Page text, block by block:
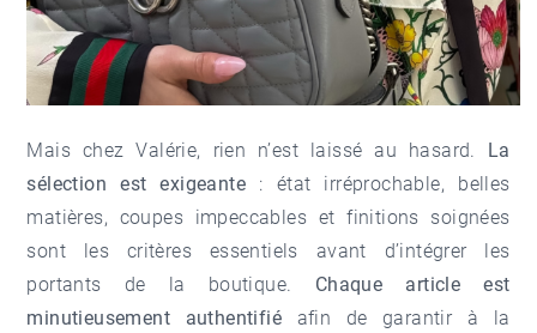
Mais chez Valérie, rien n’est laissé au hasard.
La
sélection est exigeante : état irréprochable, belles
matières, coupes impeccables et finitions soignées
sont les critères essentiels avant d’intégrer les
portants de la boutique. Chaque article est
minutieusement authentifiéafin de garantir à la